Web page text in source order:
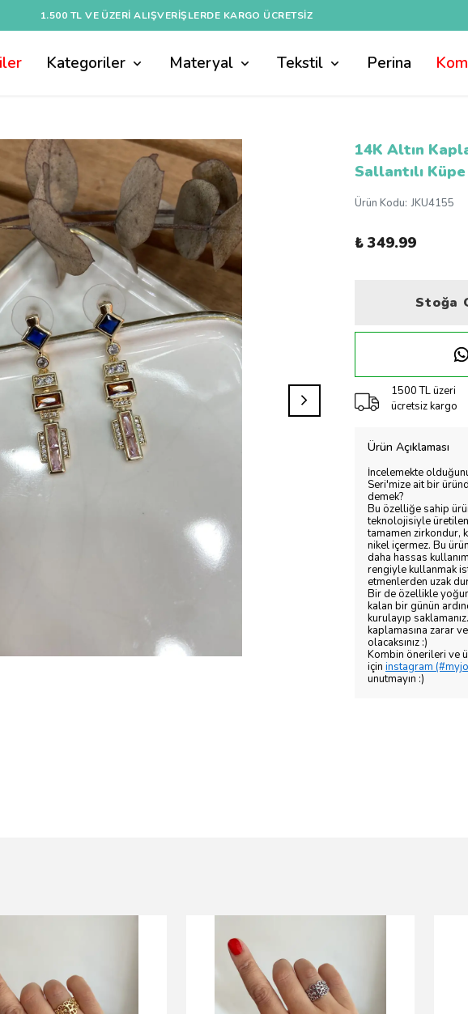
1.500 TL VE ÜZERI ALIŞVERIŞLERDE KARGO ÜCRETSİZ
Kategoriler Materyal Tekstil Perina
14K Altın
Sallantılı Küpe
Ürün Kodu: JKU4155
₺ 349.99
Stoğa
1500 TL üzeri
ücretsiz kargo
Ürün Açıklaması
İncelemekte
Seri'mize ait bir
demek?
Bu özelliğe sahip
teknolojisiyle
tamamen zirkondur,
nikel içermez. Bu
daha hassas
rengiyle kullanmak
etmenlerden uzak
Bir de özellikle
kalan bir günün
kurulayıp
kaplamasına zarar
olacaksınız :)
Kombin önerileri ve
için instagram
unutmayın :)